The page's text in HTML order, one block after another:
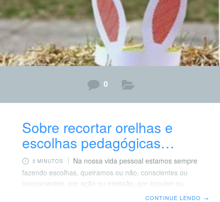
0
Sobre recortar orelhas e
escolhas pedagógicas…
3 MINUTOS
Na nossa vida pessoal estamos sempre
fazendo escolhas, queiramos ou não, conscientes ou
inconscientes, por ação ou omissão, por impulso ou
reflexão. O fato é que é importante ter consciência
CONTINUE LENDO →